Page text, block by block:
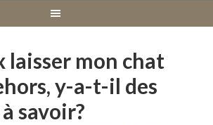
laisser mon chat
y-a-t-il des
savoir?